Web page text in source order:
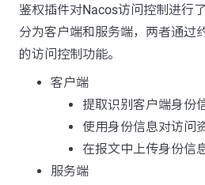
鉴权插件对Nacos访问控制进行
分为客户端和服务端，两者通过
的访问控制功能。
客户端
提取识别客户端身份
使用身份信息对访问
在报文中上传身份信
服务端